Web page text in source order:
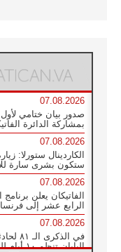
07.08.2026
صدور بيان ختامي
بمشاركة الدائرة
07.08.2026
الكاردينال ستورلا:
ستكون بشرى سارة
07.08.2026
الفاتيكان يعلن برنامج
الرابع عشر إلى فرنسا
07.08.2026
في
اليابان تنظم ١٠ أيام للصلاة على نية السلام